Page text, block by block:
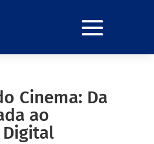
Cinema: Da
ao